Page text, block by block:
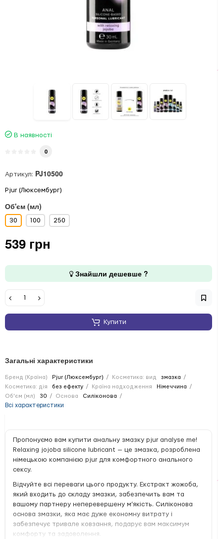
В наявності
0
Артикул: PJ10500
Pjur (Люксембург)
Об'єм (мл)
30 100 250
539 грн
Знайшли дешевше ?
Купити
Загальні характеристики
Бренд (Країна) Pjur (Люксембург) Косметика: вид
змазка
Косметика: дія
без ефекту Країна надходження
Німеччина
Об'єм (мл)
30 Основа Силіконова
Всі характеристики
Пропонуємо вам купити анальну змазку pjur analyse me!
Relaxing jojoba silicone lubricant — це змазка, розроблена
німецькою компанією pjur для комфортного анального
сексу.
Відчуйте всі переваги цього продукту. Екстракт жожоба,
який входить до складу змазки, забезпечить вам та
вашому партнеру неперевершену м’якість. Силіконова
основа змазки, яка має дуже економну витрату і
забезпечує тривале ковзання, подарує вам максимум
комфорту та задоволення.